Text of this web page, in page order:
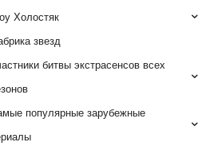
Холостяк
звезд
битвы экстрасенсов всех
популярные зарубежные